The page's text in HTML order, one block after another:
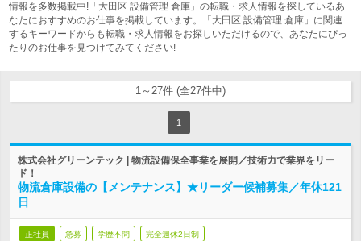
情報を多数掲載中!「大田区 設備管理 倉庫」の転職・求人情報を探しているあ
なたにおすすめのお仕事を掲載しています。「大田区 設備管理 倉庫」に関連
するキーワードからも転職・求人情報をお探しいただけるので、あなたにぴっ
たりのお仕事を見つけてみてください!
1～27件 (全27件中)
1
株式会社グリーンテック | 物流設備保全事業を展開／技術力で業界をリー
ド！
物流倉庫設備の【メンテナンス】★リーダー候補募集／年休121
日
正社員 急募 学歴不問 完全週休2日制